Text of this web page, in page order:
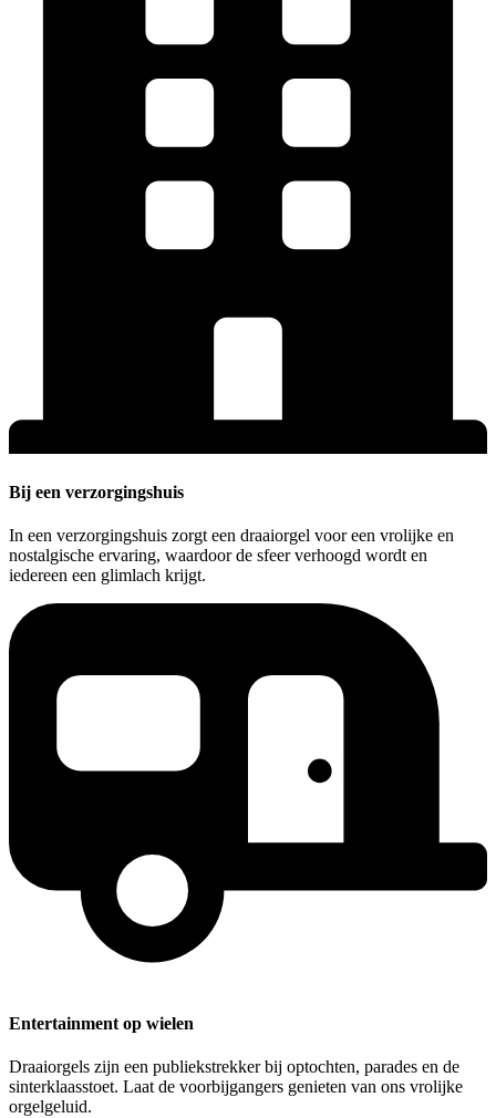
Bij een verzorgingshuis
In een verzorgingshuis zorgt een draaiorgel voor een vrolijke en
nostalgische ervaring, waardoor de sfeer verhoogd wordt en
iedereen een glimlach krijgt.
Entertainment op wielen
Draaiorgels zijn een publiekstrekker bij optochten, parades en de
sinterklaasstoet. Laat de voorbijgangers genieten van ons vrolijke
orgelgeluid.